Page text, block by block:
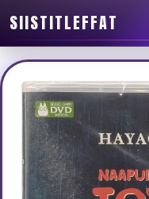
SIISTITLEFFAT